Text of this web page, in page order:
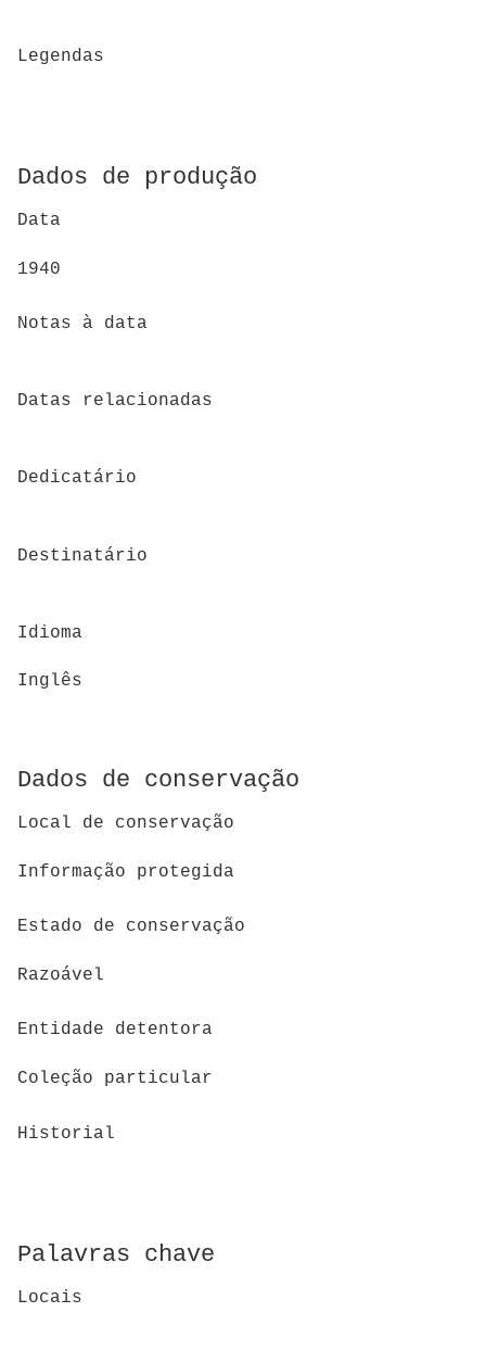
Legendas
Dados de produção
Data
1940
Notas à data
Datas relacionadas
Dedicatário
Destinatário
Idioma
Inglês
Dados de conservação
Local de conservação
Informação protegida
Estado de conservação
Razoável
Entidade detentora
Coleção particular
Historial
Palavras chave
Locais